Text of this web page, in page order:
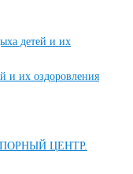
детей и их
и их оздоровления
ЦЕНТР.